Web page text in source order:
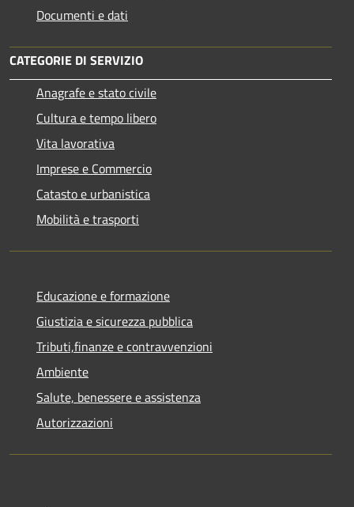
Documenti e dati
CATEGORIE DI SERVIZIO
Anagrafe e stato civile
Cultura e tempo libero
Vita lavorativa
Imprese e Commercio
Catasto e urbanistica
Mobilità e trasporti
Educazione e formazione
Giustizia e sicurezza pubblica
Tributi,finanze e contravvenzioni
Ambiente
Salute, benessere e assistenza
Autorizzazioni